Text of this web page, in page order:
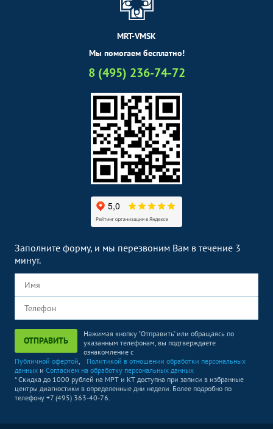
MRT-VMSK
Мы помогаем бесплатно!
8 (495) 236-74-72
Заполните форму, и мы перезвоним Вам в течение 3
минут.
ОТПРАВИТЬ
Нажимая кнопку "Отправить" или обращаясь по
указанным телефонам, вы подтверждаете
ознакомление с
Публичной офертой,
Политикой в отношении обработки персональных
данных и Согласием на обработку персональных данных
* Скидка до 1000 рублей на МРТ и КТ доступна при записи в избранные
центры диагностики в определенные дни недели. Более подробно по
телефону +7 (495) 363-40-76.